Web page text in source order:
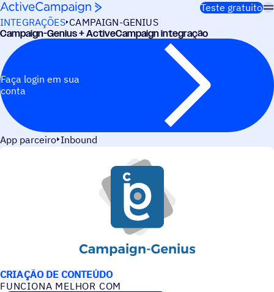
Pular para o conteúdo
Teste gratuito
INTEGRAÇÕES CAMPAIGN-GENIUS
Campaign-Genius + ActiveCampaign integração
Faça login em sua
conta
App parceiro Inbound
CRIAÇÃO DE CONTEÚDO
FUNCIONA MELHOR COM